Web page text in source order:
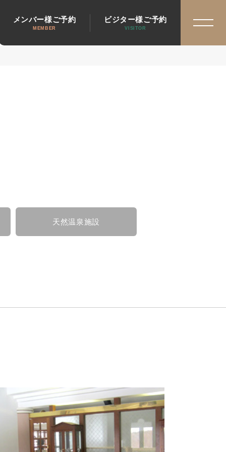
メンバー様ご予約
MEMBER
ビジター様ご予約
VISITOR
天然温泉施設